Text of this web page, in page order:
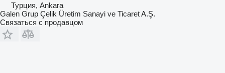
Турция, Ankara
Galen Grup Çelik Üretim Sanayi ve Ticaret A.Ş.
Связаться с продавцом